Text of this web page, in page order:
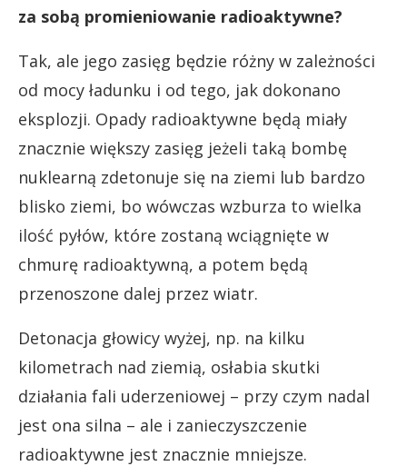
za sobą promieniowanie radioaktywne?
Tak, ale jego zasięg będzie różny w zależności
od mocy ładunku i od tego, jak dokonano
eksplozji. Opady radioaktywne będą miały
znacznie większy zasięg jeżeli taką bombę
nuklearną zdetonuje się na ziemi lub bardzo
blisko ziemi, bo wówczas wzburza to wielka
ilość pyłów, które zostaną wciągnięte w
chmurę radioaktywną, a potem będą
przenoszone dalej przez wiatr.
Detonacja głowicy wyżej, np. na kilku
kilometrach nad ziemią, osłabia skutki
działania fali uderzeniowej – przy czym nadal
jest ona silna – ale i zanieczyszczenie
radioaktywne jest znacznie mniejsze.